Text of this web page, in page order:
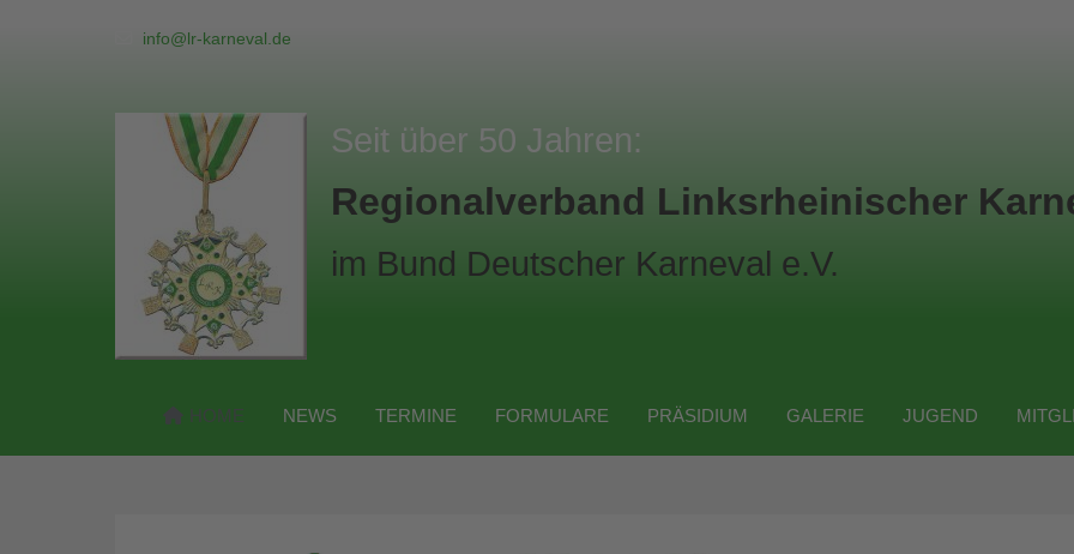
info@lr-karneval.de
Seit über 50 Jahren:
Regionalverband Linksrheinischer
im Bund Deutscher Karneval e.V.
HOME NEWS TERMINE FORMULARE PRÄSIDIUM GALERIE JUGEND